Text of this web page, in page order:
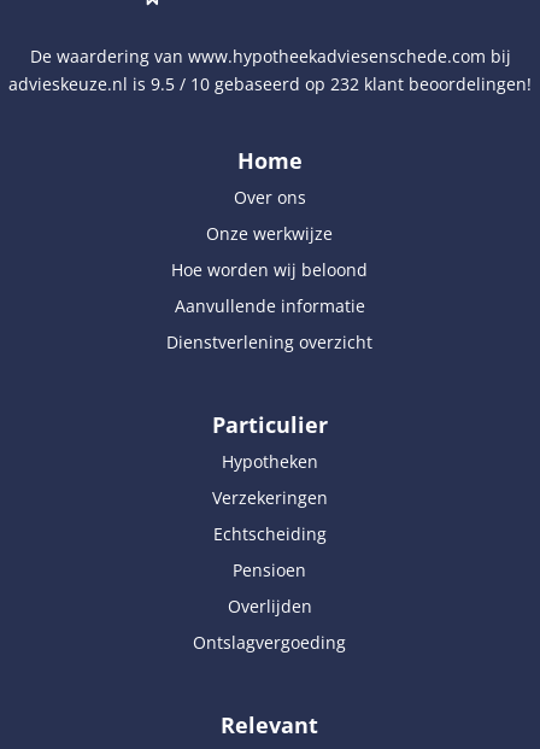
De waardering van www.hypotheekadviesenschede.com bij
advieskeuze.nl is 9.5 / 10 gebaseerd op 232 klant beoordelingen!
Home
Over ons
Onze werkwijze
Hoe worden wij beloond
Aanvullende informatie
Dienstverlening overzicht
Particulier
Hypotheken
Verzekeringen
Echtscheiding
Pensioen
Overlijden
Ontslagvergoeding
Relevant